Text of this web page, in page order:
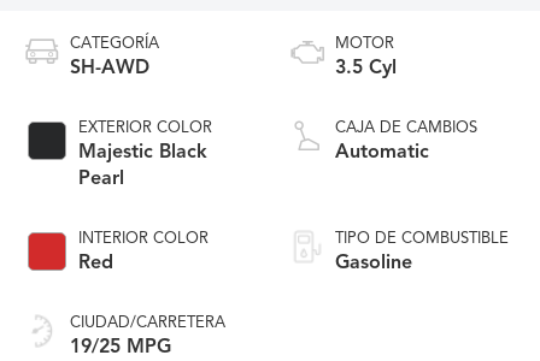
CATEGORÍA
SH-AWD
EXTERIOR COLOR
Majestic Black
Pearl
INTERIOR COLOR
Red
CIUDAD/CARRETERA
19/25 MPG
MOTOR
3.5 Cyl
CAJA DE CAMBIOS
Automatic
TIPO DE COMBUSTIBLE
Gasoline